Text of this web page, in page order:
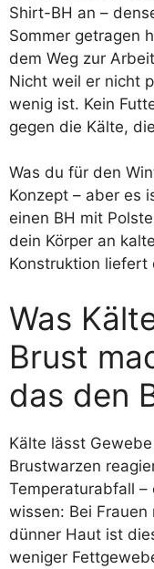
Shirt-BH an –
Sommer getragen
dem Weg zur
Nicht weil er nicht
wenig ist. Kein
gegen die Kälte,
Was du für den
Konzept – aber es
einen BH mit
dein Körper an
Konstruktion liefert
Was
Brust
das den
Kälte lässt
Brustwarzen
Temperaturabfall –
wissen: Bei
dünner Haut ist
weniger